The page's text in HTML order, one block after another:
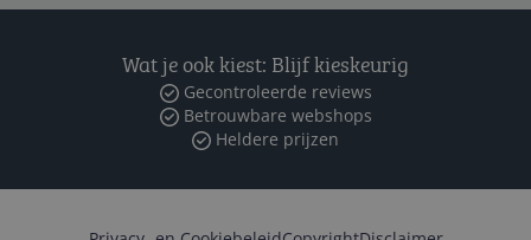
Wat je ook kiest: Blijf kieskeurig
Gecontroleerde reviews
Betrouwbare webshops
Heldere prijzen